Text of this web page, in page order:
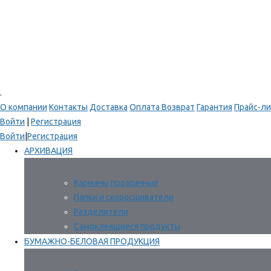
.
О компании Контакты Доставка Оплата Возврат Гарантия Прайс-
Войти
Регистрация
Войти Регистрация
АРХИВАЦИЯ
Карманы прозрачные
Папки и скоросшиватели
Разделители
Самоклеящиеся продукты
БУМАЖНО-БЕЛОВАЯ ПРОДУКЦИЯ